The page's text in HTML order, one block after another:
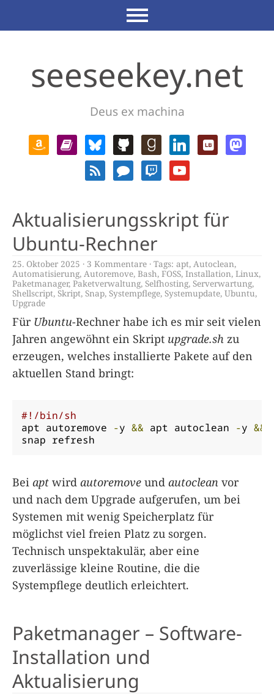
seeseekey.net
Deus ex machina
Aktualisierungsskript für
Ubuntu-Rechner
25. Oktober 2025 3 Kommentare Tags: apt, Autoclean,
Automatisierung, Autoremove, Bash, FOSS,Installation, Linux,
Paketmanager, Paketverwaltung, Selfhosting, Serverwartung,
Shellscript, Skript, Snap, Systempflege, Systemupdate, Ubuntu,
Upgrade
Für Ubuntu-Rechner habe ich es mir seit vielen
Jahren angewöhnt ein Skript upgrade.sh zu
erzeugen, welches installierte Pakete auf den
aktuellen Stand bringt:
#!/bin/sh
apt autoremove -y && apt autoclean -y &&
snap refresh
Bei apt wird autoremove und autoclean vor
und nach dem Upgrade aufgerufen, um bei
Systemen mit wenig Speicherplatz für
möglichst viel freien Platz zu sorgen.
Technisch unspektakulär, aber eine
zuverlässige kleine Routine, die die
Systempflege deutlich erleichtert.
Paketmanager – Software-
Installation und
Aktualisierung